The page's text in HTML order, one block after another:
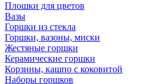
Плошки для цветов
Вазы
Горшки из стекла
Горшки, вазоны, миски
Жестяные горшки
Керамические горшки
Корзины, кашпо с коковитой
Наборы горшков